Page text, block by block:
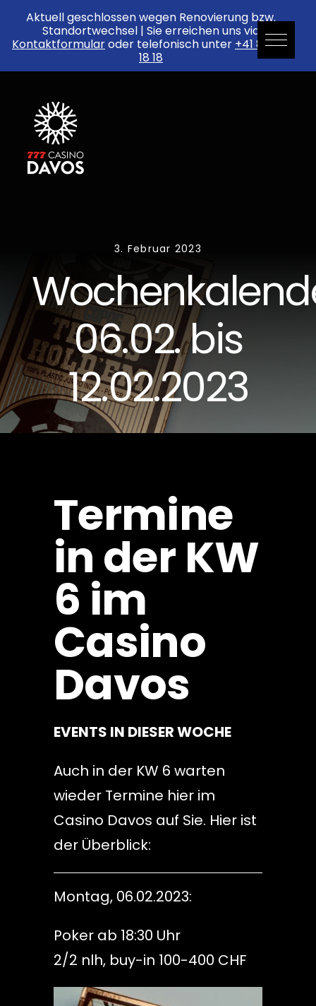
content
3. Februar 2023
06.02. bis
12.02.2023
Termine
in der KW
6 im
Casino
Davos
EVENTS IN DIESER WOCHE
Auch in der KW 6 warten
wieder Termine hier im
Casino Davos auf Sie. Hier ist
der Überblick:
Montag, 06.02.2023:
Poker ab 18:30 Uhr
2/2 nlh, buy-in 100-400 CHF
Aktuell geschlossen wegen Renovierung bzw.
Standortwechsel | Sie erreichen uns via
Kontaktformularoder telefonisch unter +41 81 552
18 18